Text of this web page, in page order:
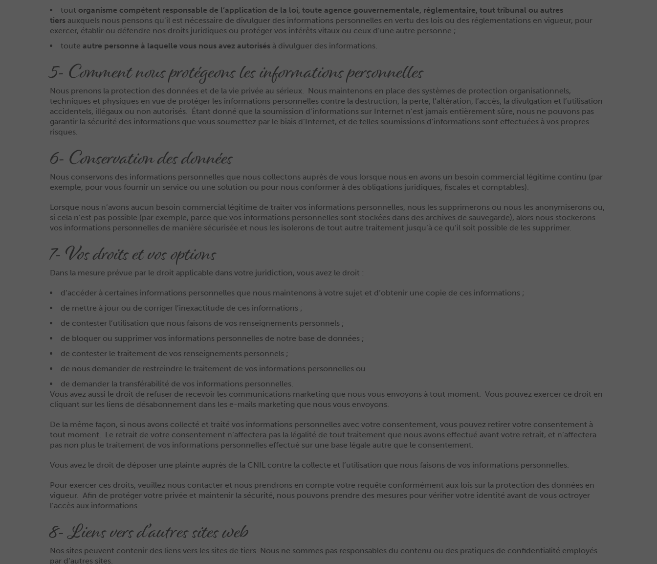
tout organisme compétent responsable de l’application de la loi, toute agence gouvernementale, réglementaire, tout tribunal ou autres
tiers auxquels nous pensons qu’il est nécessaire de divulguer des informations personnelles en vertu des lois ou des réglementations en vigueur, pour
exercer, établir ou défendre nos droits juridiques ou protéger vos intérêts vitaux ou ceux d’une autre personne ;
toute autre personne à laquelle vous nous avez autorisés à divulguer des informations.
5- Comment nous protégeons les informations personnelles
Nous prenons la protection des données et de la vie privée au sérieux. Nous maintenons en place des systèmes de protection organisationnels,
techniques et physiques en vue de protéger les informations personnelles contre la destruction, la perte, l’altération, l’accès, la divulgation et l’utilisation
accidentels, illégaux ou non autorisés. Étant donné que la soumission d’informations sur Internet n’est jamais entièrement sûre, nous ne pouvons pas
garantir la sécurité des informations que vous soumettez par le biais d’Internet, et de telles soumissions d’informations sont effectuées à vos propres
risques.
6- Conservation des données
Nous conservons des informations personnelles que nous collectons auprès de vous lorsque nous en avons un besoin commercial légitime continu (par
exemple, pour vous fournir un service ou une solution ou pour nous conformer à des obligations juridiques, fiscales et comptables).
Lorsque nous n’avons aucun besoin commercial légitime de traiter vos informations personnelles, nous les supprimerons ou nous les anonymiserons ou,
si cela n’est pas possible (par exemple, parce que vos informations personnelles sont stockées dans des archives de sauvegarde), alors nous stockerons
vos informations personnelles de manière sécurisée et nous les isolerons de tout autre traitement jusqu’à ce qu’il soit possible de les supprimer.
7- Vos droits et vos options
Dans la mesure prévue par le droit applicable dans votre juridiction, vous avez le droit :
d’accéder à certaines informations personnelles que nous maintenons à votre sujet et d’obtenir une copie de ces informations ;
de mettre à jour ou de corriger l’inexactitude de ces informations ;
de contester l’utilisation que nous faisons de vos renseignements personnels ;
de bloquer ou supprimer vos informations personnelles de notre base de données ;
de contester le traitement de vos renseignements personnels ;
de nous demander de restreindre le traitement de vos informations personnelles ou
de demander la transférabilité de vos informations personnelles.
Vous avez aussi le droit de refuser de recevoir les communications marketing que nous vous envoyons à tout moment. Vous pouvez exercer ce droit en
cliquant sur les liens de désabonnement dans les e-mails marketing que nous vous envoyons.
De la même façon, si nous avons collecté et traité vos informations personnelles avec votre consentement, vous pouvez retirer votre consentement à
tout moment. Le retrait de votre consentement n’affectera pas la légalité de tout traitement que nous avons effectué avant votre retrait, et n’affectera
pas non plus le traitement de vos informations personnelles effectué sur une base légale autre que le consentement.
Vous avez le droit de déposer une plainte auprès de la CNIL contre la collecte et l’utilisation que nous faisons de vos informations personnelles.
Pour exercer ces droits, veuillez nous contacter et nous prendrons en compte votre requête conformément aux lois sur la protection des données en
vigueur. Afin de protéger votre privée et maintenir la sécurité, nous pouvons prendre des mesures pour vérifier votre identité avant de vous octroyer
l’accès aux informations.
8- Liens vers d’autres sites web
Nos sites peuvent contenir des liens vers les sites de tiers. Nous ne sommes pas responsables du contenu ou des pratiques de confidentialité employés
par d’autres sites.